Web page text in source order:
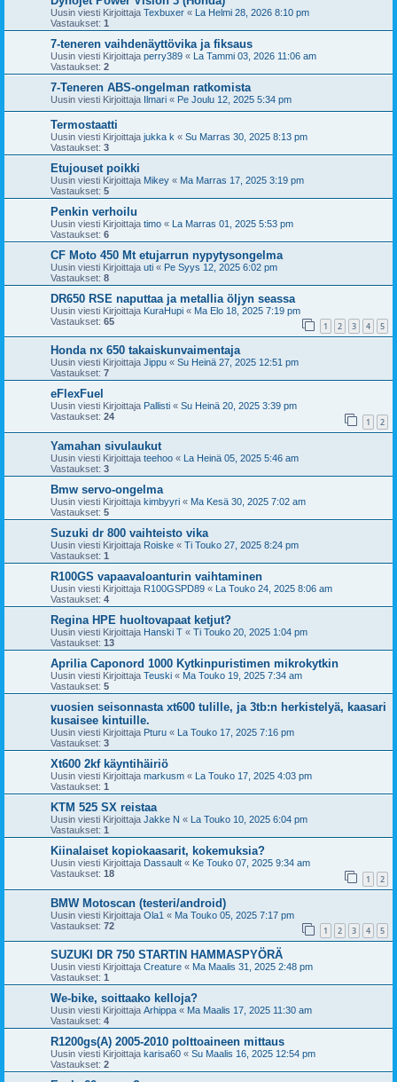
Uusin viesti Kirjoittaja Texbuxer « La Helmi 28, 2026 8:10 pm
Vastaukset: 1
7-teneren vaihdenäyttövika ja fiksaus
Uusin viesti Kirjoittaja perry389 « La Tammi 03, 2026 11:06 am
Vastaukset: 2
7-Teneren ABS-ongelman ratkomista
Uusin viesti Kirjoittaja Ilmari « Pe Joulu 12, 2025 5:34 pm
Termostaatti
Uusin viesti Kirjoittaja jukka k « Su Marras 30, 2025 8:13 pm
Vastaukset: 3
Etujouset poikki
Uusin viesti Kirjoittaja Mikey « Ma Marras 17, 2025 3:19 pm
Vastaukset: 5
Penkin verhoilu
Uusin viesti Kirjoittaja timo « La Marras 01, 2025 5:53 pm
Vastaukset: 6
CF Moto 450 Mt etujarrun nypytysongelma
Uusin viesti Kirjoittaja uti « Pe Syys 12, 2025 6:02 pm
Vastaukset: 8
DR650 RSE naputtaa ja metallia öljyn seassa
Uusin viesti Kirjoittaja KuraHupi « Ma Elo 18, 2025 7:19 pm
Vastaukset: 65 1 2 3 4 5
Honda nx 650 takaiskunvaimentaja
Uusin viesti Kirjoittaja Jippu « Su Heinä 27, 2025 12:51 pm
Vastaukset: 7
eFlexFuel
Uusin viesti Kirjoittaja Pallisti « Su Heinä 20, 2025 3:39 pm
Vastaukset: 24 1 2
Yamahan sivulaukut
Uusin viesti Kirjoittaja teehoo « La Heinä 05, 2025 5:46 am
Vastaukset: 3
Bmw servo-ongelma
Uusin viesti Kirjoittaja kimbyyri « Ma Kesä 30, 2025 7:02 am
Vastaukset: 5
Suzuki dr 800 vaihteisto vika
Uusin viesti Kirjoittaja Roiske « Ti Touko 27, 2025 8:24 pm
Vastaukset: 1
R100GS vapaavaloanturin vaihtaminen
Uusin viesti Kirjoittaja R100GSPD89 « La Touko 24, 2025 8:06 am
Vastaukset: 4
Regina HPE huoltovapaat ketjut?
Uusin viesti Kirjoittaja Hanski T « Ti Touko 20, 2025 1:04 pm
Vastaukset: 13
Aprilia Caponord 1000 Kytkinpuristimen mikrokytkin
Uusin viesti Kirjoittaja Teuski « Ma Touko 19, 2025 7:34 am
Vastaukset: 5
vuosien seisonnasta xt600 tulille, ja 3tb:n herkistelyä, kaasari
kusaisee kintuille.
Uusin viesti Kirjoittaja Pturu « La Touko 17, 2025 7:16 pm
Vastaukset: 3
Xt600 2kf käyntihäiriö
Uusin viesti Kirjoittaja markusm « La Touko 17, 2025 4:03 pm
Vastaukset: 1
KTM 525 SX reistaa
Uusin viesti Kirjoittaja Jakke N « La Touko 10, 2025 6:04 pm
Vastaukset: 1
Kiinalaiset kopiokaasarit, kokemuksia?
Uusin viesti Kirjoittaja Dassault « Ke Touko 07, 2025 9:34 am
Vastaukset: 18 1 2
BMW Motoscan (testeri/android)
Uusin viesti Kirjoittaja Ola1 « Ma Touko 05, 2025 7:17 pm
Vastaukset: 72 1 2 3 4 5
SUZUKI DR 750 STARTIN HAMMASPYÖRÄ
Uusin viesti Kirjoittaja Creature « Ma Maalis 31, 2025 2:48 pm
Vastaukset: 1
We-bike, soittaako kelloja?
Uusin viesti Kirjoittaja Arhippa « Ma Maalis 17, 2025 11:30 am
Vastaukset: 4
R1200gs(A) 2005-2010 polttoaineen mittaus
Uusin viesti Kirjoittaja karisa60 « Su Maalis 16, 2025 12:54 pm
Vastaukset: 2